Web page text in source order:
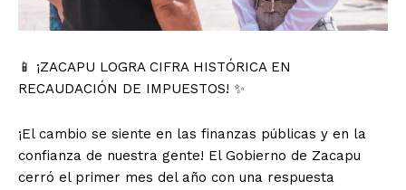
📱 ¡ZACAPU LOGRA CIFRA HISTÓRICA EN
RECAUDACIÓN DE IMPUESTOS! ✨
¡El cambio se siente en las finanzas públicas y en la
confianza de nuestra gente! El Gobierno de Zacapu
cerró el primer mes del año con una respuesta